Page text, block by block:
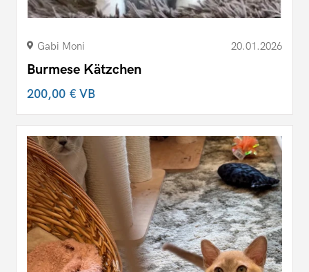
Gabi Moni 20.01.2026
Burmese Kätzchen
200,00 €VB